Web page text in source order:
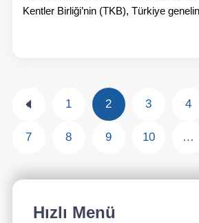
Kentler Birliği’nin (TKB), Türkiye
« 1 2 3 4
7 8 9 10 …
Hızlı Menü